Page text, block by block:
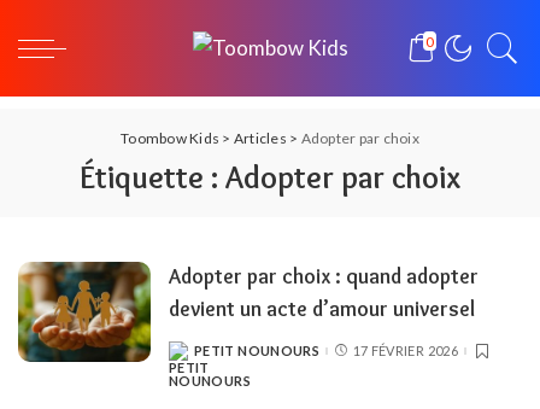
0
Toombow Kids > Articles > Adopter par choix
Étiquette : Adopter par choix
Adopter par choix : quand adopter
devient un acte d’amour universel
POSTED
BY
PETIT NOUNOURS 17 FÉVRIER 2026